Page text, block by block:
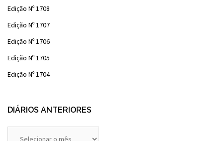
Edição Nº 1708
Edição Nº 1707
Edição Nº 1706
Edição Nº 1705
Edição Nº 1704
DIÁRIOS ANTERIORES